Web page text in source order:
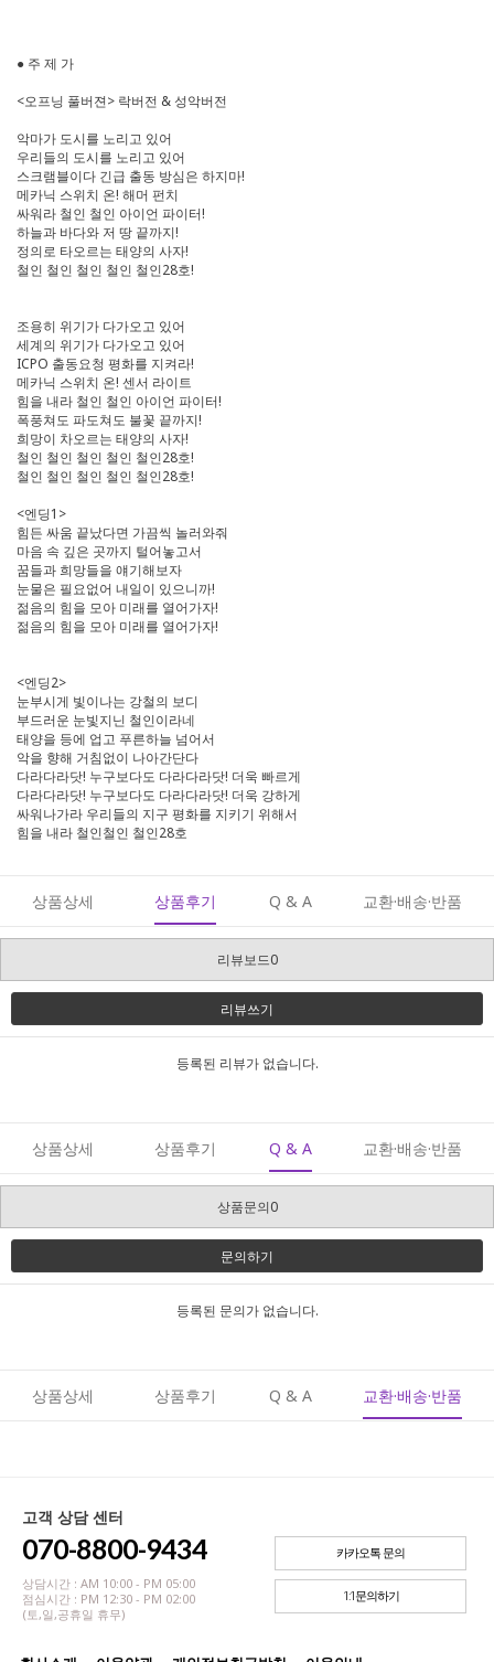
● 주 제 가
<오프닝 풀버젼> 락버전 & 성악버전
악마가 도시를 노리고 있어
우리들의 도시를 노리고 있어
스크램블이다 긴급 출동 방심은 하지마!
메카닉 스위치 온! 해머 펀치
싸워라 철인 철인 아이언 파이터!
하늘과 바다와 저 땅 끝까지!
정의로 타오르는 태양의 사자!
철인 철인 철인 철인 철인28호!
조용히 위기가 다가오고 있어
세계의 위기가 다가오고 있어
ICPO 출동요청 평화를 지켜라!
메카닉 스위치 온! 센서 라이트
힘을 내라 철인 철인 아이언 파이터!
폭풍쳐도 파도쳐도 불꽃 끝까지!
희망이 차오르는 태양의 사자!
철인 철인 철인 철인 철인28호!
철인 철인 철인 철인 철인28호!
<엔딩1>
힘든 싸움 끝났다면 가끔씩 놀러와줘
마음 속 깊은 곳까지 털어놓고서
꿈들과 희망들을 얘기해보자
눈물은 필요없어 내일이 있으니까!
젊음의 힘을 모아 미래를 열어가자!
젊음의 힘을 모아 미래를 열어가자!
<엔딩2>
눈부시게 빛이나는 강철의 보디
부드러운 눈빛지닌 철인이라네
태양을 등에 업고 푸른하늘 넘어서
악을 향해 거침없이 나아간단다
다라다라닷! 누구보다도 다라다라닷! 더욱 빠르게
다라다라닷! 누구보다도 다라다라닷! 더욱 강하게
싸워나가라 우리들의 지구 평화를 지키기 위해서
힘을 내라 철인철인 철인28호
상품상세 상품후기 Q & A 교환·배송·반품
리뷰보드0
리뷰쓰기
등록된 리뷰가 없습니다.
상품상세 상품후기 Q & A 교환·배송·반품
상품문의0
문의하기
등록된 문의가 없습니다.
상품상세 상품후기 Q & A 교환·배송·반품
고객 상담 센터
070-8800-9434
상담시간 : AM 10:00 - PM 05:00
점심시간 : PM 12:30 - PM 02:00
(토,일,공휴일 휴무)
카카오톡 문의
1:1문의하기